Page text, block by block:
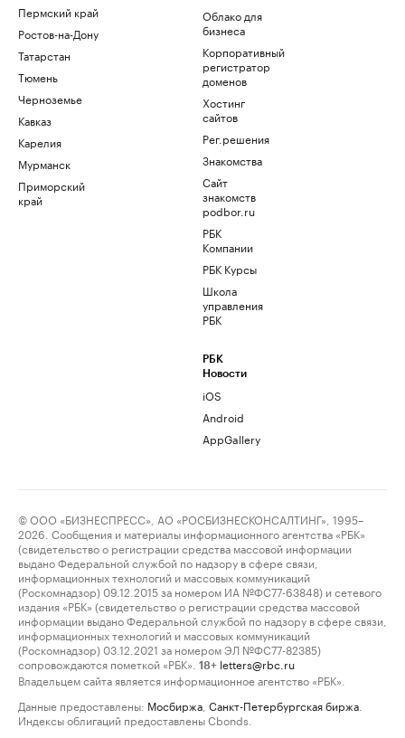
Пермский край
Ростов-на-Дону
Татарстан
Тюмень
Черноземье
Кавказ
Карелия
Мурманск
Приморский
край
Облако для
бизнеса
Корпоративный
регистратор
доменов
Хостинг
сайтов
Рег.решения
Знакомства
Сайт
знакомств
podbor.ru
РБК
Компании
РБК Курсы
Школа
управления
РБК
РБК
Новости
iOS
Android
AppGallery
© ООО «БИЗНЕСПРЕСС», АО «РОСБИЗНЕСКОНСАЛТИНГ», 1995–
2026. Сообщения и материалы информационного агентства «РБК»
(свидетельство о регистрации средства массовой информации
выдано Федеральной службой по надзору в сфере связи,
информационных технологий и массовых коммуникаций
(Роскомнадзор) 09.12.2015 за номером ИА №ФС77-63848) и сетевого
издания «РБК» (свидетельство о регистрации средства массовой
информации выдано Федеральной службой по надзору в сфере связи,
информационных технологий и массовых коммуникаций
(Роскомнадзор) 03.12.2021 за номером ЭЛ №ФС77-82385)
сопровождаются пометкой «РБК».
18+ letters@rbc.ru
Владельцем сайта является информационное агентство «РБК».
Данные предоставлены: Мосбиржа Санкт-Петербургская биржа
Индексы облигаций предоставлены Cbonds.